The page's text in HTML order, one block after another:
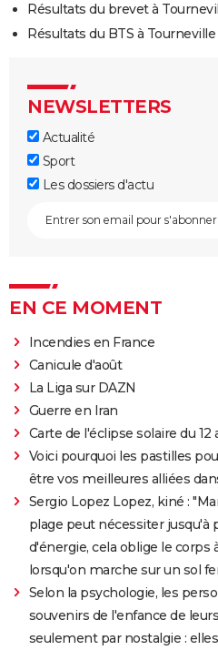
Résultats du brevet à
Résultats du BTS à Tourneville
NEWSLETTERS
Actualité
Sport
Les dossiers d'actu
EN CE MOMENT
Incendies en France
Canicule d'août
La Liga sur DAZN
Guerre en Iran
Carte de l'éclipse solaire du 12
Voici pourquoi les pastilles
être vos meilleures alliées
Sergio Lopez Lopez, kiné :
plage peut nécessiter jusqu'à
d'énergie, cela oblige le corps
lorsqu'on marche sur un sol
Selon la psychologie, les
souvenirs de l'enfance de
seulement par nostalgie :